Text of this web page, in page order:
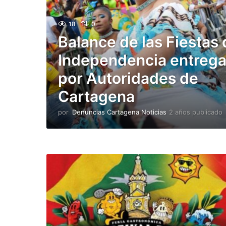
18 0
Balance de las Fiestas
Independencia
por Autoridades de
Cartagena
por Denuncias Cartagena Noticias 2 años publicado
b
l
i
c
a